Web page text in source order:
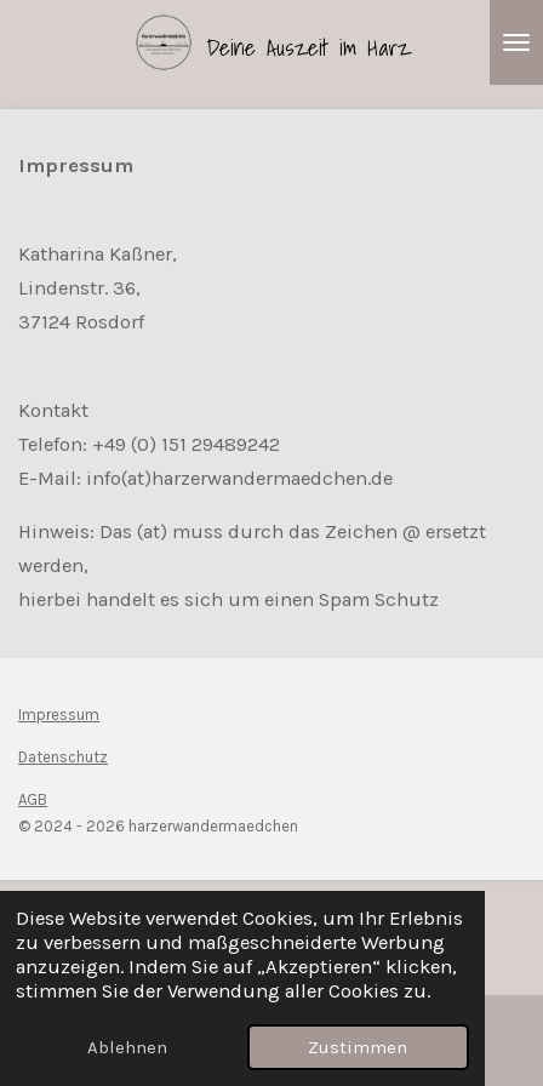
Diese Website verwendet Cookies, um Ihr Erlebnis
zu verbessern und maßgeschneiderte Werbung
anzuzeigen. Indem Sie auf „Akzeptieren“ klicken,
stimmen Sie der Verwendung aller Cookies zu.
Ablehnen Zustimmen
Deine Auszeit im Harz
Impressum
Katharina Kaßner,
Lindenstr. 36,
37124 Rosdorf
Kontakt
Telefon: +49 (0) 151 29489242
E-Mail: info(at)harzerwandermaedchen.de
Hinweis: Das (at) muss durch das Zeichen @ ersetzt
werden,
hierbei handelt es sich um einen Spam Schutz
Impressum
Datenschutz
AGB
© 2024 - 2026 harzerwandermaedchen
E-Mail